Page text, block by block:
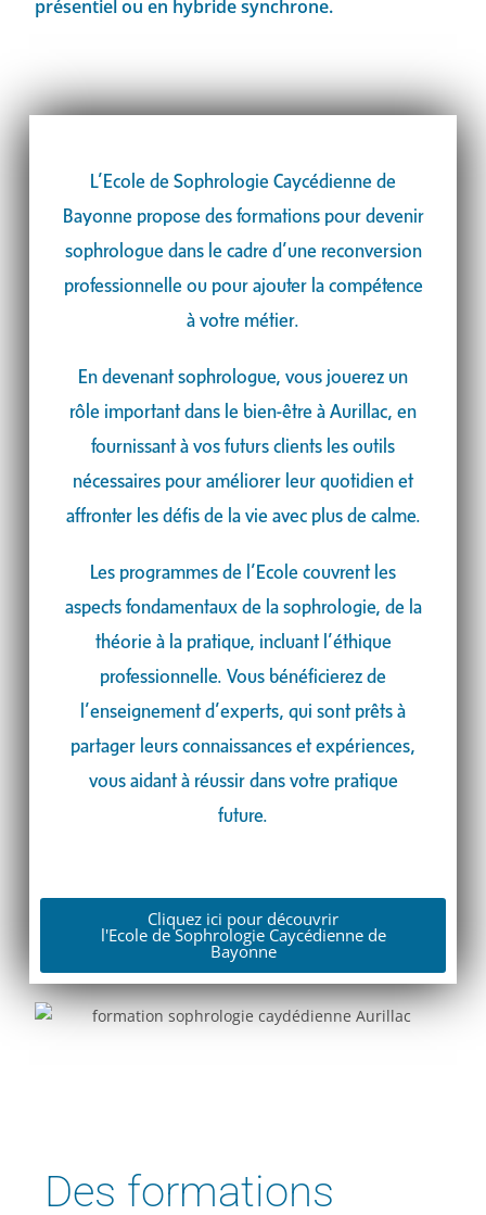
présentiel ou en hybride synchrone.
L’Ecole de Sophrologie Caycédienne de
Bayonne propose des formations pour devenir
sophrologue dans le cadre d’une reconversion
professionnelle ou pour ajouter la compétence
à votre métier.
En devenant sophrologue, vous jouerez un
rôle important dans le bien-être à Aurillac, en
fournissant à vos futurs clients les outils
nécessaires pour améliorer leur quotidien et
affronter les défis de la vie avec plus de calme.
Les programmes de l’Ecole couvrent les
aspects fondamentaux de la sophrologie, de la
théorie à la pratique, incluant l’éthique
professionnelle. Vous bénéficierez de
l’enseignement d’experts, qui sont prêts à
partager leurs connaissances et expériences,
vous aidant à réussir dans votre pratique
future.
Cliquez ici pour découvrir
l'Ecole de Sophrologie Caycédienne de
Bayonne
Des formations